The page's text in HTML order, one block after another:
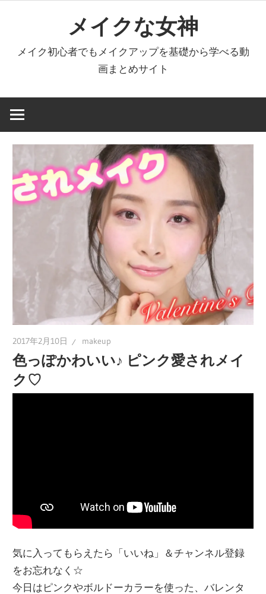
へ
キ
メイクな女神
メイク初心者でもメイクアップを基礎から学べる動
画まとめサイト
2017年2月10日 makeup
色っぽかわいい♪ ピンク愛されメイ
ク♡
気に入ってもらえたら「いいね」＆チャンネル登録
をお忘れなく☆
今日はピンクやボルドーカラーを使った、バレンタ